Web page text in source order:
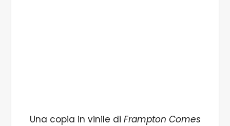
Una copia in vinile di Frampton Comes